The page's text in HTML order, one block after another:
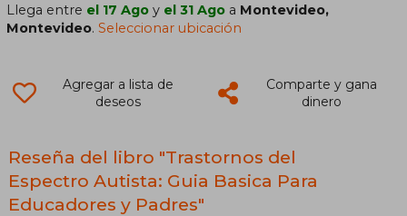
Llega entre el 17 Ago y el 31 Ago a Montevideo,
Montevideo.Seleccionar ubicación
Agregar a lista de
deseos
Comparte y gana
dinero
Reseña del libro "Trastornos del
Espectro Autista: Guia Basica Para
Educadores y Padres"